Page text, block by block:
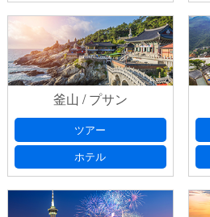
釜山 / プサン
ツアー
ホテル